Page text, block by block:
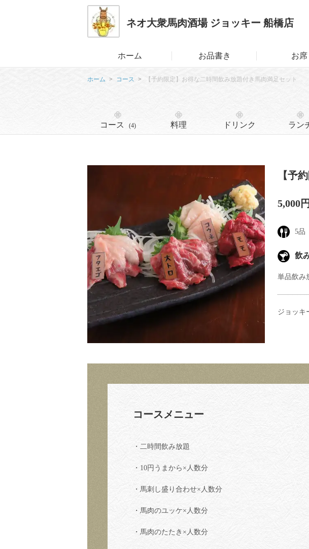
ネオ大衆馬肉酒場 ジョッキー 船橋店
ホーム お品書き お席
ホーム コース 【予約限定】お得な二時間飲み放題付き馬肉満足セット
コース (4) 料理 ドリンク ラン
【予
5,000円
5品
飲
単品飲み
ジョッキ
コースメニュー
・二時間飲み放題
・10円うまから×人数分
・馬刺し盛り合わせ×人数分
・馬肉のユッケ×人数分
・馬肉のたたき×人数分